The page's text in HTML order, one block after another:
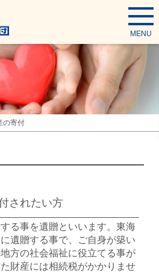
東海テレビ福祉文化事業団
MENU
の寄付
されたい方
る事を遺贈といいます。東海
遺贈する事で、ご自身が築い
方の社会福祉に役立てる事が
財産には相続税がかかりませ